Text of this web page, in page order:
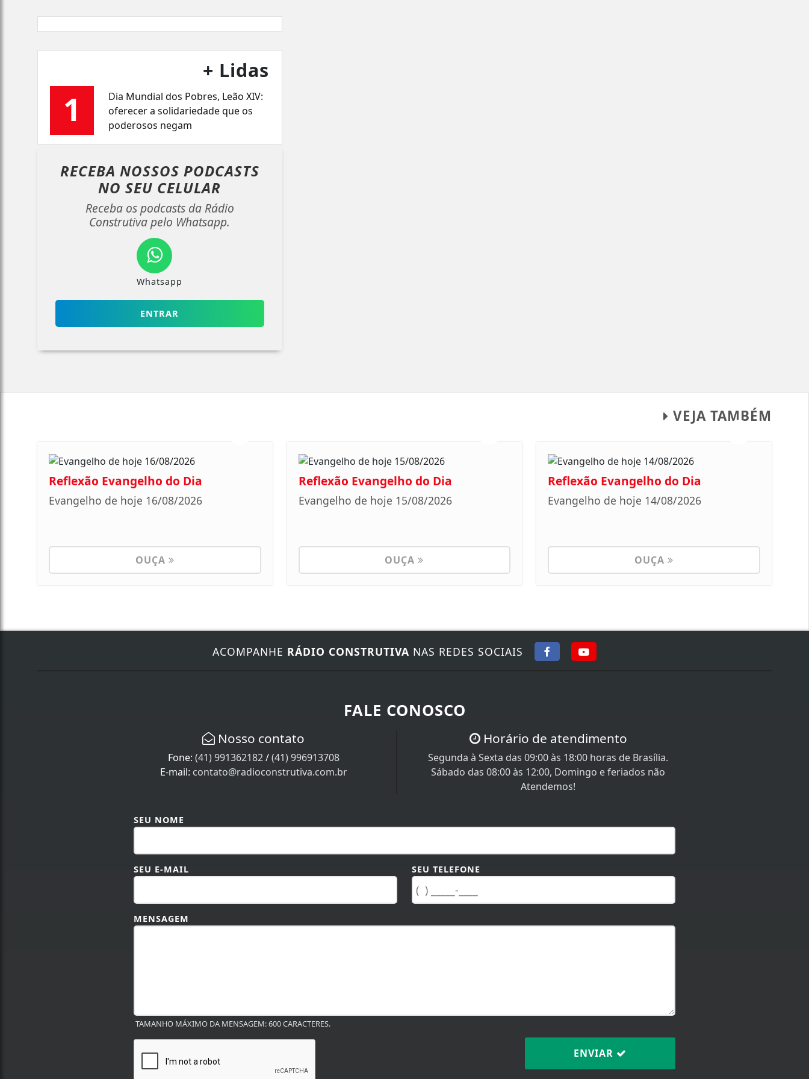
+ Lidas
1
Dia Mundial dos Pobres, Leão XIV:
oferecer a solidariedade que os
poderosos negam
RECEBA NOSSOS PODCASTS
NOSEU CELULAR
Receba os podcasts da Rádio
Construtiva pelo Whatsapp.
Whatsapp
ENTRAR
VEJA TAMBÉM
Reflexão Evangelho do Dia
Evangelho de hoje 16/08/2026
OUÇA
Reflexão Evangelho do Dia
Evangelho de hoje 15/08/2026
OUÇA
Reflexão Evangelho do Dia
Evangelho de hoje 14/08/2026
OUÇA
ACOMPANHE RÁDIO CONSTRUTIVA NAS REDES SOCIAIS
FALE CONOSCO
Nosso contato
Fone: (41) 991362182/(41) 996913708
E-mail: contato@radioconstrutiva.com.br
Horário de atendimento
Segunda à Sexta das 09:00 às 18:00 horas de Brasília.
Sábado das 08:00 às 12:00, Domingo e feriados não
Atendemos!
SEU NOME
SEU E-MAIL SEU TELEFONE
MENSAGEM
TAMANHO MÁXIMO DA MENSAGEM: 600 CARACTERES.
ENVIAR